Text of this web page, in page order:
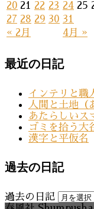
« 2月 4月 »
20 21 22 23 24 25
27 28 29 30 31
最近の日記
インテリと職
人間と土地（
あたらしいス
ゴミを拾う大
漢字と平仮名
過去の日記
過去の日記